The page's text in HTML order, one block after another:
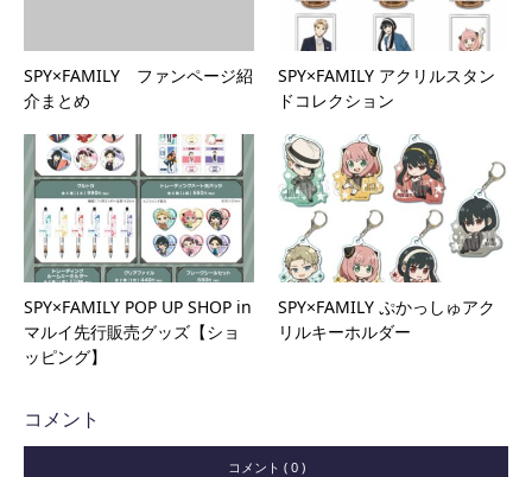
SPY×FAMILY ファンページ紹
介まとめ
SPY×FAMILY アクリルスタン
ドコレクション
SPY×FAMILY POP UP SHOP in
マルイ先行販売グッズ【ショ
ッピング】
SPY×FAMILY ぷかっしゅアク
リルキーホルダー
コメント
コメント ( 0 )